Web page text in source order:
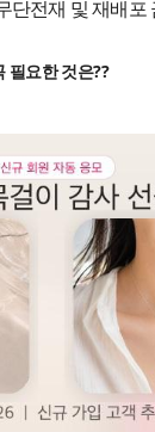
전재 및 재배포
필요한 것은??